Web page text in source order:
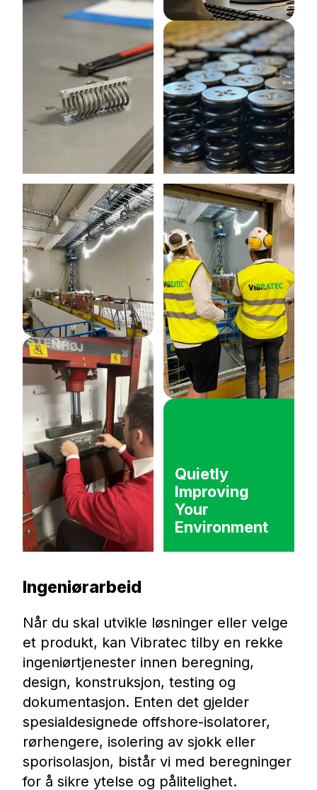
Quietly
Improving
Your
Environment
Ingeniørarbeid
Når du skal utvikle løsninger eller velge
et produkt, kan Vibratec tilby en rekke
ingeniørtjenester innen beregning,
design, konstruksjon, testing og
dokumentasjon. Enten det gjelder
spesialdesignede offshore-isolatorer,
rørhengere, isolering av sjokk eller
sporisolasjon, bistår vi med beregninger
for å sikre ytelse og pålitelighet.